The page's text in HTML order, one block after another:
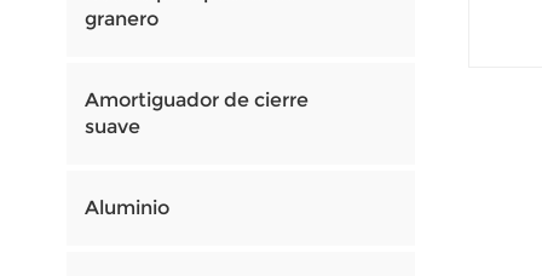
granero
Amortiguador de cierre
suave
Aluminio